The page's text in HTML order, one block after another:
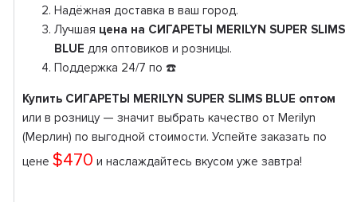
Надёжная доставка в ваш город.
Лучшая цена на СИГАРЕТЫ MERILYN SUPER SLIMS
BLUE для оптовиков и розницы.
Поддержка 24/7 по ☎️
Купить СИГАРЕТЫ MERILYN SUPER SLIMS BLUE оптом
или в розницу — значит выбрать качество от Merilyn
(Мерлин) по выгодной стоимости. Успейте заказать по
цене $470 и наслаждайтесь вкусом уже завтра!